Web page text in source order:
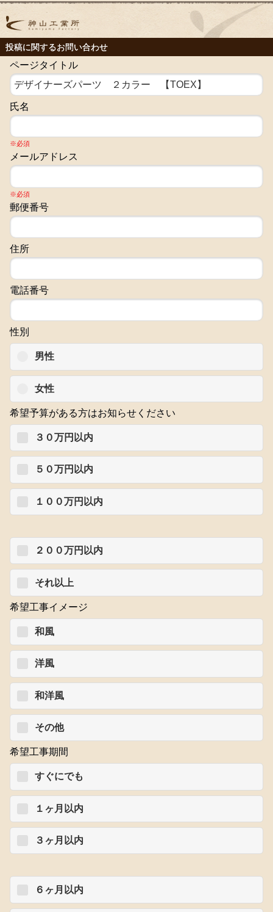
投稿に関するお問い合わせ
ページタイトル
氏名
※必須
メールアドレス
※必須
郵便番号
住所
電話番号
性別
男性
女性
希望予算がある方はお知らせください
３０万円以内
５０万円以内
１００万円以内
２００万円以内
それ以上
希望工事イメージ
和風
洋風
和洋風
その他
希望工事期間
すぐにでも
１ヶ月以内
３ヶ月以内
６ヶ月以内